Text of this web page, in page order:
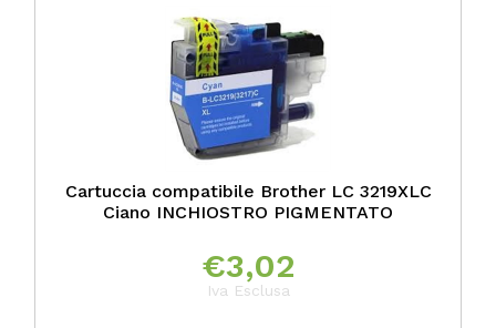
Cartuccia compatibile Brother LC 3219XLC
Ciano INCHIOSTRO PIGMENTATO
€3,02
Iva Esclusa